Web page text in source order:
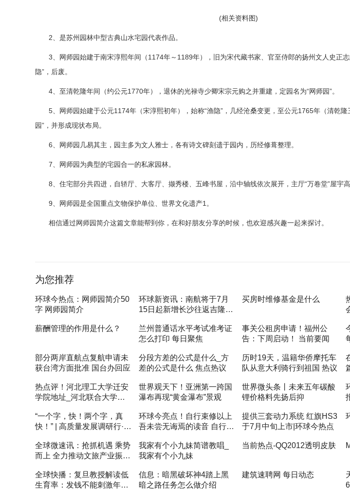
(相关资料图)
2、是苏州园林中型古典山水宅园代表作品。
3、网师园始建于南宋淳熙年间（1174年～1189年），旧为宋代藏书家、官至侍郎的扬州文人史正志
隐”，后废。
4、至清乾隆年间（约公元1770年），退休的光禄寺少卿宋宗元购之并重建，定园名为“网师园”。
5、网师园始建于公元1174年（宋淳熙初年），始称“渔隐”，几经沧桑变更，至公元1765年（清乾
园”，并形成现状布局。
6、网师园几易其主，园主多为文人雅士，各有诗文碑刻遗于园内，历经修葺整理。
7、网师园为典型的宅园合一的私家园林。
8、住宅部分共四进，自轿厅、大客厅、撷秀楼、五峰书屋，沿中轴线依次展开，主厅“万卷堂”屋宇高
9、网师园是全国重点文物保护单位、世界文化遗产1。
相信通过网师园简介这篇文章能帮到你，在和好朋友分享的时候，也欢迎感兴趣一起来探讨。
为您推荐
环球今热点：网师园简介50
字 网师园简介
环球新资讯：南航将于7月
15日起新增长沙往返吉隆坡
买房时维修基金是什么
薪酬管理的作用是什么？
兰州普通话水平考试准考证
怎么打印 每日聚焦
事关公租房申请！福州公
告：下周启动！ 当前要闻
部分两岸直航点复航申请未
获台湾方面批准 国台办回应
分段方差的公式是什么_方
差的公式是什么 焦点热议
历时19天，温籍华侨摩托车
队从意大利骑行到祖国 热议
热点评！河北理工大学迁安
学院地址_河北联合大学迁
世界观天下！亚洲第一跨国
瀑布再现“黄金瀑布”景观
世界微头条丨未来五年碳酸
锂价格料先扬后抑
“一个字，快！两个字，真
快！” | 高质量发展调研行·海
环球今亮点！自行束修以上
吾未尝无诲焉的读音 自行束
提供三套动力系统 红旗HS3
于7月中旬上市|环球今热点
全球微速讯：抢抓机遇 乘势
而上 全力推动文旅产业振兴
我家有个小九妹简谱教唱_
我家有个小九妹
当前热点-QQ2012透明皮肤
全球快播：复旦教授解读低
生育率：发钱不能刺激年轻
信息：暗黑破坏神4踏上黑
暗之路任务怎么做介绍
建筑速聘网 每日动态